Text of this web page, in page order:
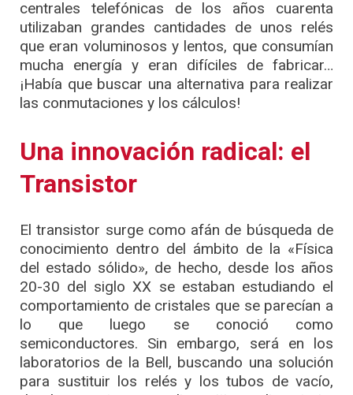
centrales telefónicas de los años cuarenta
utilizaban grandes cantidades de unos relés
que eran voluminosos y lentos, que consumían
mucha energía y eran difíciles de fabricar…
¡Había que buscar una alternativa para realizar
las conmutaciones y los cálculos!
Una innovación radical: el
Transistor
El transistor surge como afán de búsqueda de
conocimiento dentro del ámbito de la «Física
del estado sólido», de hecho, desde los años
20-30 del siglo XX se estaban estudiando el
comportamiento de cristales que se parecían a
lo que luego se conoció como
semiconductores. Sin embargo, será en los
laboratorios de la Bell, buscando una solución
para sustituir los relés y los tubos de vacío,